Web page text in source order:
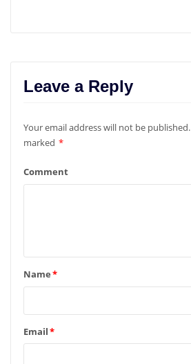
Leave a Reply
Your email address will not be published.
marked *
Comment
Name*
Email*